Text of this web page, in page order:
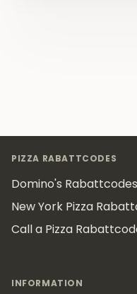
PIZZA RABATTCODES
Domino's Rabattcodes
New York Pizza
Call a Pizza
INFORMATION